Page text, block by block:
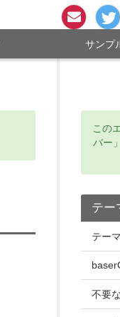
お問い
サンプ
この
バー
テー
テー
不要